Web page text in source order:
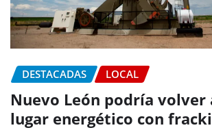
DESTACADAS LOCAL
Nuevo León podría
lugar energético con